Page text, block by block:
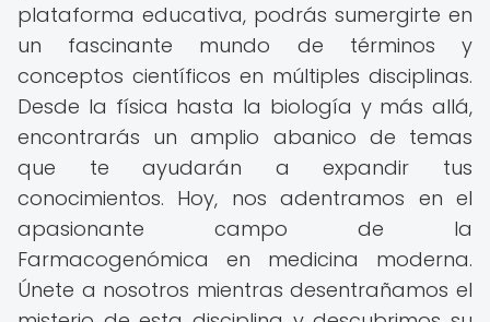
plataforma educativa, podrás sumergirte en
un fascinante mundo de términos y
conceptos científicos en múltiples disciplinas.
Desde la física hasta la biología y más allá,
encontrarás un amplio abanico de temas
que te ayudarán a expandir tus
conocimientos. Hoy, nos adentramos en el
apasionante campo de la
Farmacogenómica en medicina moderna.
Únete a nosotros mientras desentrañamos el